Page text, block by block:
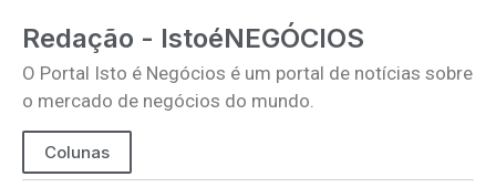
Redação - IstoéNEGÓCIOS
O Portal Isto é Negócios é um portal de notícias sobre
o mercado de negócios do mundo.
Colunas